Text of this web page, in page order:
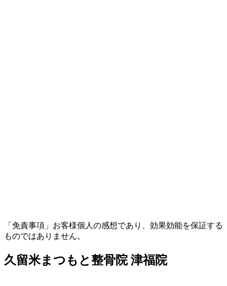
「免責事項」お客様個人の感想であり、効果効能を保証する
ものではありません。
久留米まつもと整骨院 津福院